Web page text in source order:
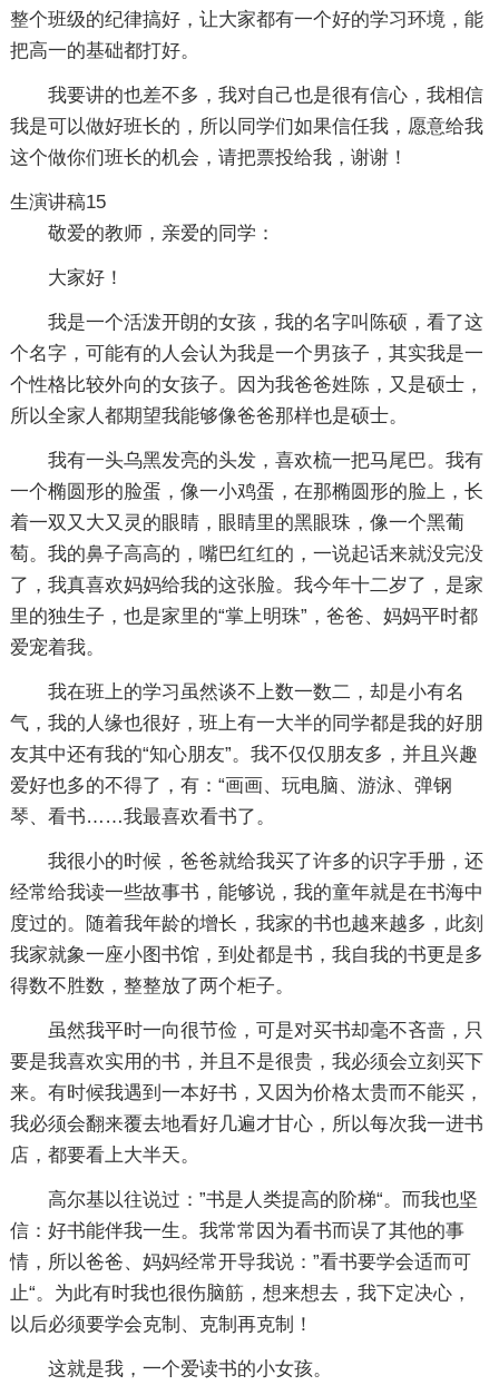
整个班级的纪律搞好，让大家都有一个好的学习环境，能
把高一的基础都打好。
我要讲的也差不多，我对自己也是很有信心，我相信
我是可以做好班长的，所以同学们如果信任我，愿意给我
这个做你们班长的机会，请把票投给我，谢谢！
生演讲稿15
敬爱的教师，亲爱的同学：
大家好！
我是一个活泼开朗的女孩，我的名字叫陈硕，看了这
个名字，可能有的人会认为我是一个男孩子，其实我是一
个性格比较外向的女孩子。因为我爸爸姓陈，又是硕士，
所以全家人都期望我能够像爸爸那样也是硕士。
我有一头乌黑发亮的头发，喜欢梳一把马尾巴。我有
一个椭圆形的脸蛋，像一小鸡蛋，在那椭圆形的脸上，长
着一双又大又灵的眼睛，眼睛里的黑眼珠，像一个黑葡
萄。我的鼻子高高的，嘴巴红红的，一说起话来就没完没
了，我真喜欢妈妈给我的这张脸。我今年十二岁了，是家
里的独生子，也是家里的“掌上明珠”，爸爸、妈妈平时都
爱宠着我。
我在班上的学习虽然谈不上数一数二，却是小有名
气，我的人缘也很好，班上有一大半的同学都是我的好朋
友其中还有我的“知心朋友”。我不仅仅朋友多，并且兴趣
爱好也多的不得了，有：“画画、玩电脑、游泳、弹钢
琴、看书……我最喜欢看书了。
我很小的时候，爸爸就给我买了许多的识字手册，还
经常给我读一些故事书，能够说，我的童年就是在书海中
度过的。随着我年龄的增长，我家的书也越来越多，此刻
我家就象一座小图书馆，到处都是书，我自我的书更是多
得数不胜数，整整放了两个柜子。
虽然我平时一向很节俭，可是对买书却毫不吝啬，只
要是我喜欢实用的书，并且不是很贵，我必须会立刻买下
来。有时候我遇到一本好书，又因为价格太贵而不能买，
我必须会翻来覆去地看好几遍才甘心，所以每次我一进书
店，都要看上大半天。
高尔基以往说过：”书是人类提高的阶梯“。而我也坚
信：好书能伴我一生。我常常因为看书而误了其他的事
情，所以爸爸、妈妈经常开导我说：”看书要学会适而可
止“。为此有时我也很伤脑筋，想来想去，我下定决心，
以后必须要学会克制、克制再克制！
这就是我，一个爱读书的小女孩。